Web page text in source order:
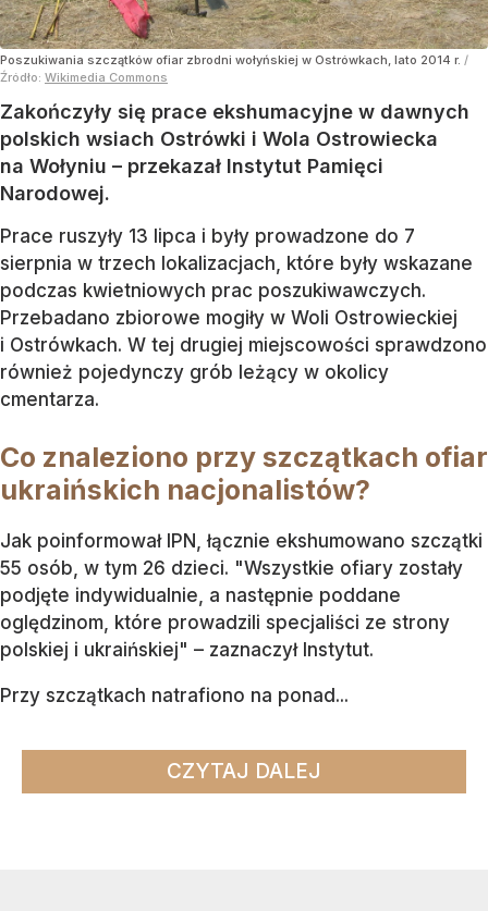
Poszukiwania szczątków ofiar zbrodni wołyńskiej w Ostrówkach, lato 2014 r. /
Źródło: Wikimedia Commons
Zakończyły się prace ekshumacyjne w dawnych
polskich wsiach Ostrówki i Wola Ostrowiecka
na Wołyniu – przekazał Instytut Pamięci
Narodowej.
Prace ruszyły 13 lipca i były prowadzone do 7
sierpnia w trzech lokalizacjach, które były wskazane
podczas kwietniowych prac poszukiwawczych.
Przebadano zbiorowe mogiły w Woli Ostrowieckiej
i Ostrówkach. W tej drugiej miejscowości sprawdzono
również pojedynczy grób leżący w okolicy
cmentarza.
Co znaleziono przy szczątkach ofiar
ukraińskich nacjonalistów?
Jak poinformował IPN, łącznie ekshumowano szczątki
55 osób, w tym 26 dzieci. "Wszystkie ofiary zostały
podjęte indywidualnie, a następnie poddane
oględzinom, które prowadzili specjaliści ze strony
polskiej i ukraińskiej" – zaznaczył Instytut.
Przy szczątkach natrafiono na ponad...
CZYTAJ DALEJ